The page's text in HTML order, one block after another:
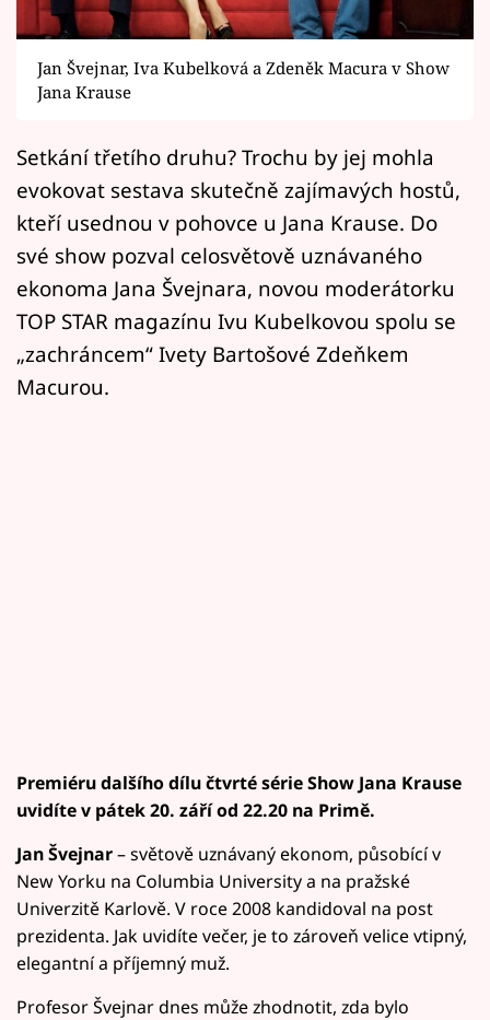
Filmový festival Karlovy Vary
Pořady
Mámy sobě
Přihlášení
Sledujte nás
Jan Švejnar, Iva Kubelková a Zdeněk Macura v Show
Jana Krause
Setkání třetího druhu? Trochu by jej mohla
evokovat sestava skutečně zajímavých hostů,
kteří usednou v pohovce u Jana Krause. Do
své show pozval celosvětově uznávaného
ekonoma Jana Švejnara, novou moderátorku
TOP STAR magazínu Ivu Kubelkovou spolu se
„zachráncem“ Ivety Bartošové Zdeňkem
Macurou.
Premiéru dalšího dílu čtvrté série Show Jana Krause
uvidíte v pátek 20. září od 22.20 na Primě.
Jan Švejnar– světově uznávaný ekonom, působící v
New Yorku na Columbia University a na pražské
Univerzitě Karlově. V roce 2008 kandidoval na post
prezidenta. Jak uvidíte večer, je to zároveň velice vtipný,
elegantní a příjemný muž.
Profesor Švejnar dnes může zhodnotit, zda bylo